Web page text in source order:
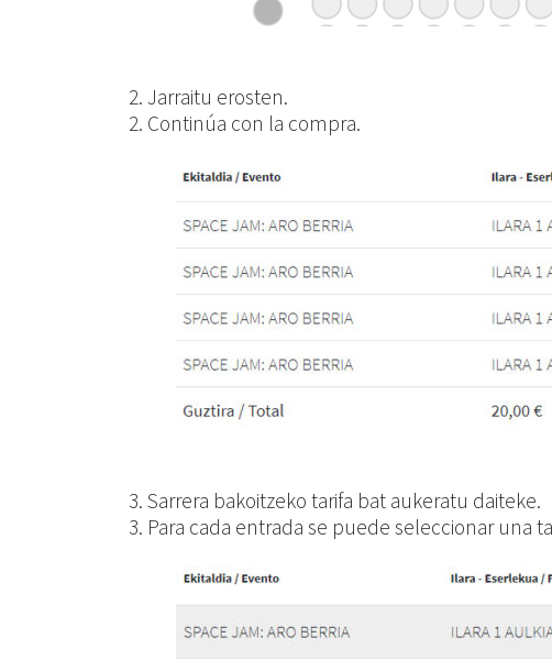
2. Jarraitu erosten.
2. Continúa con la compra.
3. Sarrera bakoitzeko tarifa bat aukeratu daiteke.
3. Para cada entrada se puede seleccionar una